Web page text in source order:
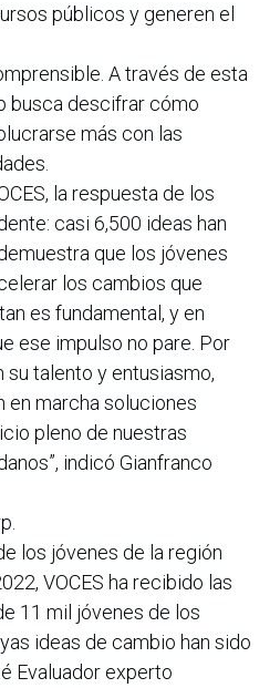
públicos y generen el
A través de esta
busca descifrar cómo
más con las
la respuesta de los
casi 6,500 ideas han
que los jóvenes
los cambios que
es fundamental, y en
ese impulso no pare. Por
su talento y entusiasmo,
en marcha soluciones
pleno de nuestras
indicó Gianfranco
los jóvenes de la región
VOCES ha recibido las
11 mil jóvenes de los
ideas de cambio han sido
Evaluador experto